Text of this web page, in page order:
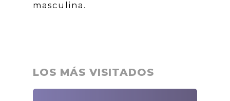
masculina.
LOS MÁS VISITADOS